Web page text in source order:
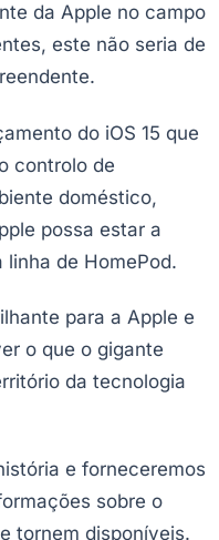
da Apple no campo
este não seria de
do iOS 15 que
controlo de
doméstico,
possa estar a
de HomePod.
para a Apple e
o que o gigante
da tecnologia
e forneceremos
sobre o
tornem disponíveis.